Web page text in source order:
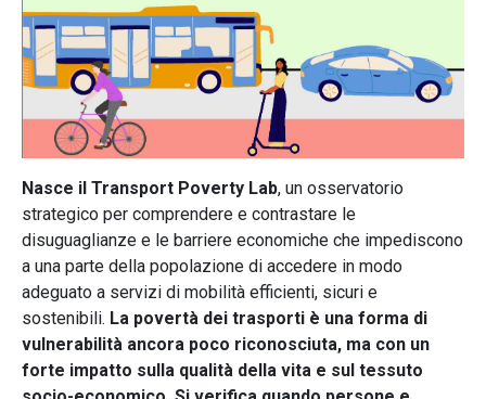
Nasce il Transport Poverty Lab, un osservatorio
strategico per comprendere e contrastare le
disuguaglianze e le barriere economiche che impediscono
a una parte della popolazione di accedere in modo
adeguato a servizi di mobilità efficienti, sicuri e
sostenibili. La povertà dei trasporti è una forma di
vulnerabilità ancora poco riconosciuta, ma con un
forte impatto sulla qualità della vita e sul tessuto